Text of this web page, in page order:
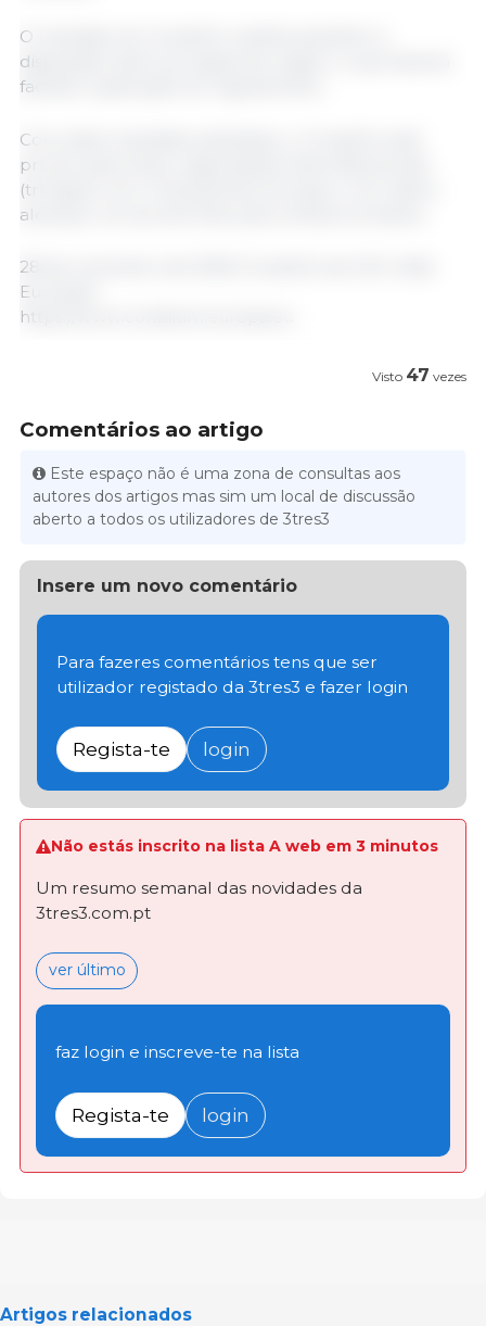
O mandato do Conselho clarifica também a
disposição sobre as regras de origem, o que deverá
facilitar a aplicação do regulamento.
Com estes mandatos adotados, o Conselho está
pronto para iniciar negociações interinstitucionais
(trílogos) com o Parlamento Europeu, com vista a
alcançar um acordo final sobre ambos os textos.
28 de novembro de 2025/ Conselho da UE/ União
Europeia.
https://www.consilium.europa.eu
Visto 47 vezes
Comentários ao artigo
Este espaço não é uma zona de consultas aos
autores dos artigos mas sim um local de discussão
aberto a todos os utilizadores de 3tres3
Insere um novo comentário
Para fazeres comentários tens que ser
utilizador registado da 3tres3 e fazer login
Regista-te login
Não estás inscrito na lista A web em 3 minutos
Um resumo semanal das novidades da
3tres3.com.pt
ver último
faz login e inscreve-te na lista
Regista-te login
Artigos relacionados